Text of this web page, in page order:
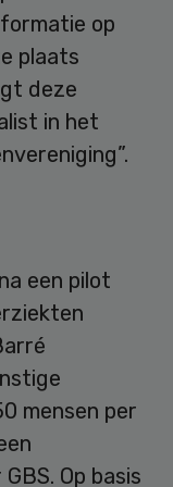
op
plaats
deze
in het
een pilot
mensen per
Op basis